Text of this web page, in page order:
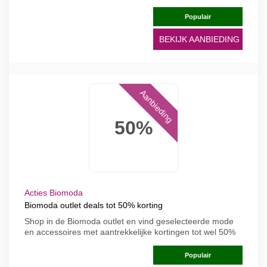
Populair
BEKIJK AANBIEDING
50%
Aanbieding
Acties Biomoda
Biomoda outlet deals tot 50% korting
Shop in de Biomoda outlet en vind geselecteerde mode
en accessoires met aantrekkelijke kortingen tot wel 50%
Populair